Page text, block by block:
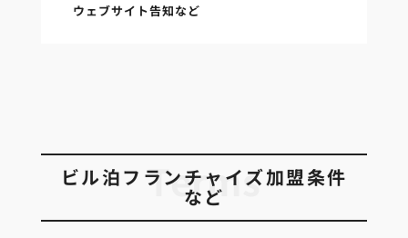
ウェブサイト告知など
ビル泊フランチャイズ加盟条件
など
Terms